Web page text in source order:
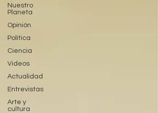
Nuestro
Planeta
Opinión
Política
Ciencia
Videos
Actualidad
Entrevistas
Arte y
cultura